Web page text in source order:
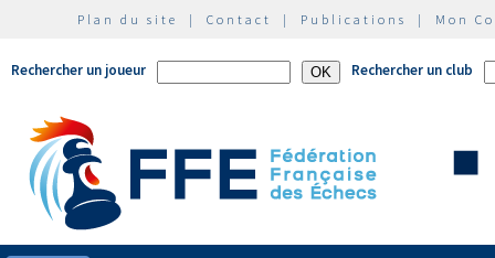
Plan du site | Contact | Publications | Mon
Rechercher un joueur Rechercher un club